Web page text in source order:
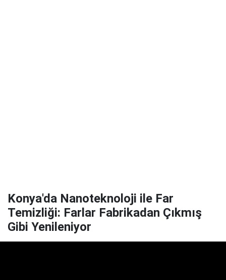
Konya'da Nanoteknoloji ile Far
Temizliği: Farlar Fabrikadan Çıkmış
Gibi Yenileniyor